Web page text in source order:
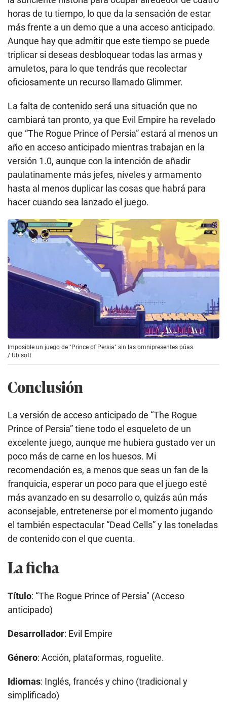
horas de tu tiempo, lo que da la sensación de estar
más frente a un demo que a una acceso anticipado.
Aunque hay que admitir que este tiempo se puede
triplicar si deseas desbloquear todas las armas y
amuletos, para lo que tendrás que recolectar
oficiosamente un recurso llamado Glimmer.
La falta de contenido será una situación que no
cambiará tan pronto, ya que Evil Empire ha revelado
que “The Rogue Prince of Persia” estará al menos un
año en acceso anticipado mientras trabajan en la
versión 1.0, aunque con la intención de añadir
paulatinamente más jefes, niveles y armamento
hasta al menos duplicar las cosas que habrá para
hacer cuando sea lanzado el juego.
Imposible un juego de "Prince of Persia" sin las omnipresentes púas.
/ Ubisoft
Conclusión
La versión de acceso anticipado de “The Rogue
Prince of Persia” tiene todo el esqueleto de un
excelente juego, aunque me hubiera gustado ver un
poco más de carne en los huesos. Mi
recomendación es, a menos que seas un fan de la
franquicia, esperar un poco para que el juego esté
más avanzado en su desarrollo o, quizás aún más
aconsejable, entretenerse por el momento jugando
el también espectacular “Dead Cells” y las toneladas
de contenido con el que cuenta.
La ficha
Título: “The Rogue Prince of Persia″ (Acceso
anticipado)
Desarrollador: Evil Empire
Género: Acción, plataformas, roguelite.
Idiomas: Inglés, francés y chino (tradicional y
simplificado)